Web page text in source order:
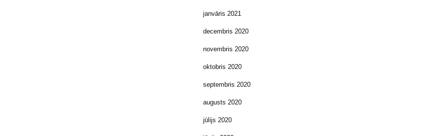
janvāris 2021
decembris 2020
novembris 2020
oktobris 2020
septembris 2020
augusts 2020
jūlijs 2020